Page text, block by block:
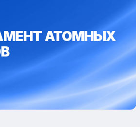
АТОМНЫХ